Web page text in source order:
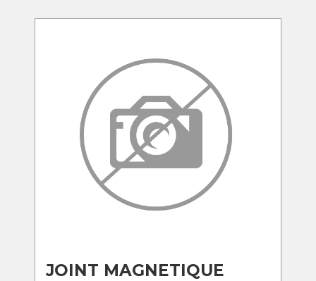
JOINT MAGNETIQUE